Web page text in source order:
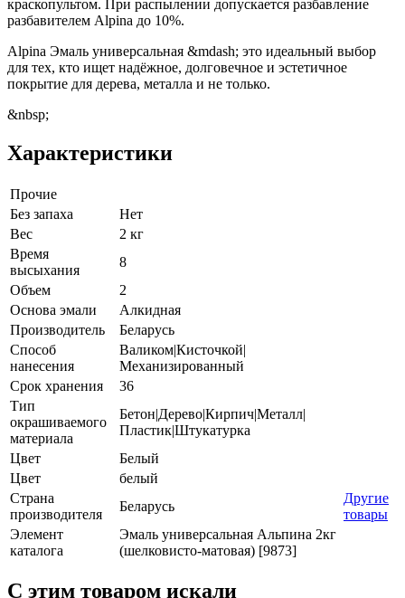
краскопультом. При распылении допускается разбавление
разбавителем Alpina до 10%.
Alpina Эмаль универсальная &mdash; это идеальный выбор
для тех, кто ищет надёжное, долговечное и эстетичное
покрытие для дерева, металла и не только.
&nbsp;
Характеристики
Прочие
Без запаха
Нет
Вес
2 кг
Время
высыхания
8
Объем
2
Основа эмали
Алкидная
Производитель
Беларусь
Способ
нанесения
Валиком|Кисточкой|
Механизированный
Срок хранения
36
Тип
окрашиваемого
материала
Бетон|Дерево|Кирпич|Металл|
Пластик|Штукатурка
Цвет
Белый
Цвет
белый
Страна
производителя
Беларусь
Другие
товары
Элемент
каталога
Эмаль универсальная Альпина 2кг
(шелковисто-матовая) [9873]
C этим товаром искали